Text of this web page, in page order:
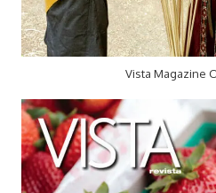
Vista Magazine